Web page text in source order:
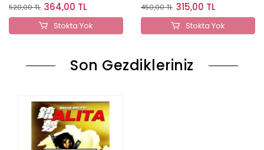
520,00 TL 364,00 TL
Stokta Yok
450,00 TL 315,00 TL
Stokta Yok
Son Gezdikleriniz